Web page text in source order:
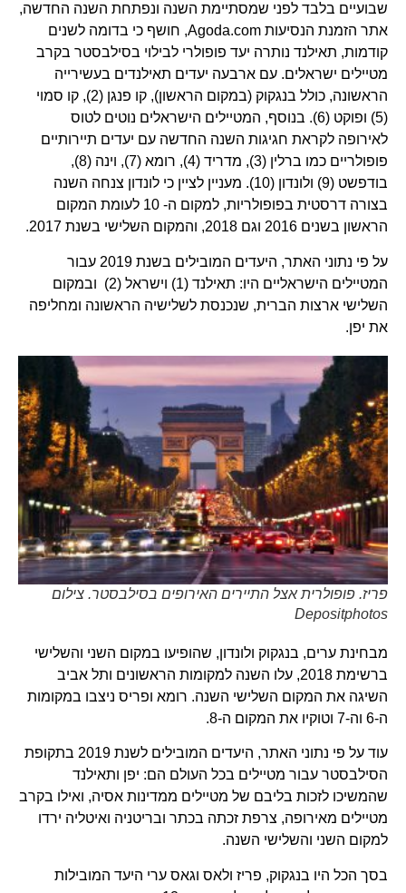
שבועיים בלבד לפני שמסתיימת השנה ונפתחת השנה החדשה,
אתר הזמנת הנסיעות Agoda.com, חושף כי בדומה לשנים
קודמות, תאילנד נותרה יעד פופולרי לבילוי בסילבסטר בקרב
מטיילים ישראלים. עם ארבעה יעדים תאילנדים בעשירייה
הראשונה, כולל בנגקוק (במקום הראשון), קו פנגן (2), קו סמוי
(5) ופוקט (6). בנוסף, המטיילים הישראלים נוטים לטוס
לאירופה לקראת חגיגות השנה החדשה עם יעדים תיירותיים
פופולריים כמו ברלין (3), מדריד (4), רומא (7), וינה (8),
בודפשט (9) ולונדון (10). מעניין לציין כי לונדון צנחה השנה
בצורה דרסטית בפופולריות, למקום ה- 10 לעומת המקום
הראשון בשנים 2016 וגם 2018, והמקום השלישי בשנת 2017.
על פי נתוני האתר, היעדים המובילים בשנת 2019 עבור
המטיילים הישראליים היו: תאילנד (1) וישראל (2) ובמקום
השלישי ארצות הברית, שנכנסת לשלישיה הראשונה ומחליפה
את יפן.
פריז. פופולרית אצל התיירים האירופים בסילבסטר. צילום
Depositphotos
מבחינת ערים, בנגקוק ולונדון, שהופיעו במקום השני והשלישי
ברשימת 2018, עלו השנה למקומות הראשונים ותל אביב
השיגה את המקום השלישי השנה. רומא ופריס ניצבו במקומות
ה-6 וה-7 וטוקיו את המקום ה-8.
עוד על פי נתוני האתר, היעדים המובילים לשנת 2019 בתקופת
הסילבסטר עבור מטיילים בכל העולם הם: יפן ותאילנד
שהמשיכו לזכות בליבם של מטיילים ממדינות אסיה, ואילו בקרב
מטיילים מאירופה, צרפת זכתה בכתר ובריטניה ואיטליה ירדו
למקום השני והשלישי השנה.
בסך הכל היו בנגקוק, פריז ולאס וגאס ערי היעד המובילות